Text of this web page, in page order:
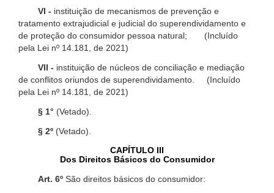
VI - instituição de mecanismos de prevenção e
tratamento extrajudicial e judicial do superendividamento e
de proteção do consumidor pessoa natural; (Incluído
pela Lei nº 14.181, de 2021)
VII - instituição de núcleos de conciliação e mediação
de conflitos oriundos de superendividamento. (Incluído
pela Lei nº 14.181, de 2021)
§ 1° (Vetado).
§ 2º (Vetado).
CAPÍTULO III
Dos Direitos Básicos do Consumidor
Art. 6º São direitos básicos do consumidor: